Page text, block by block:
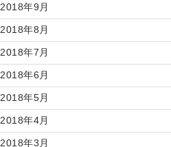
2018年9月
2018年8月
2018年7月
2018年6月
2018年5月
2018年4月
2018年3月